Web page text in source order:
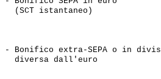
(SCT istantaneo)
- Bonifico extra-SEPA o in
diversa dall'euro